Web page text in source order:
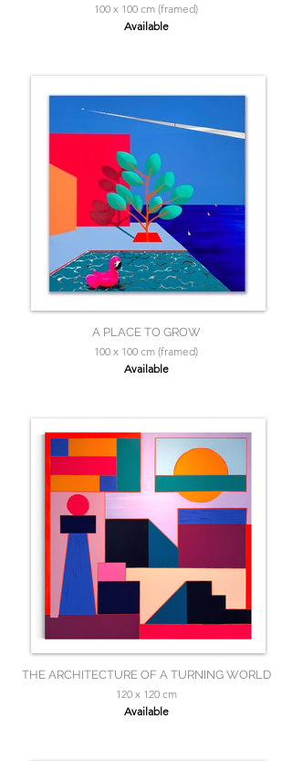
100 x 100 cm (framed)
Available
A PLACE TO GROW
100 x 100 cm (framed)
Available
THE ARCHITECTURE OF A TURNING WORLD
120 x 120 cm
Available